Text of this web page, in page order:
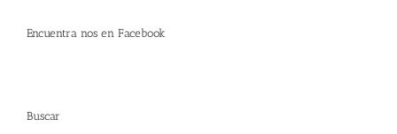
Encuentra nos en Facebook
Buscar